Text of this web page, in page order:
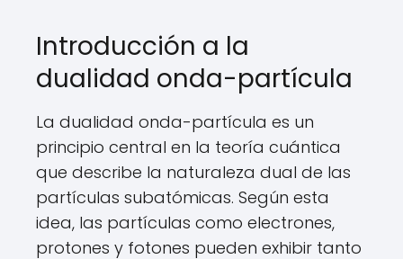
Introducción a la
dualidad onda-partícula
La dualidad onda-partícula es un
principio central en la teoría cuántica
que describe la naturaleza dual de las
partículas subatómicas. Según esta
idea, las partículas como electrones,
protones y fotones pueden exhibir tanto